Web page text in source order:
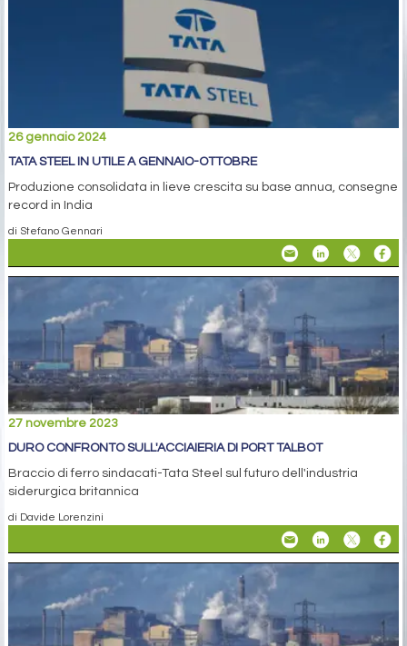
26 gennaio 2024
TATA STEEL IN UTILE A GENNAIO-OTTOBRE
Produzione consolidata in lieve crescita su base annua, consegne
record in India
di Stefano Gennari
27 novembre 2023
DURO CONFRONTO SULL'ACCIAIERIA DI PORT TALBOT
Braccio di ferro sindacati-Tata Steel sul futuro dell'industria
siderurgica britannica
di Davide Lorenzini